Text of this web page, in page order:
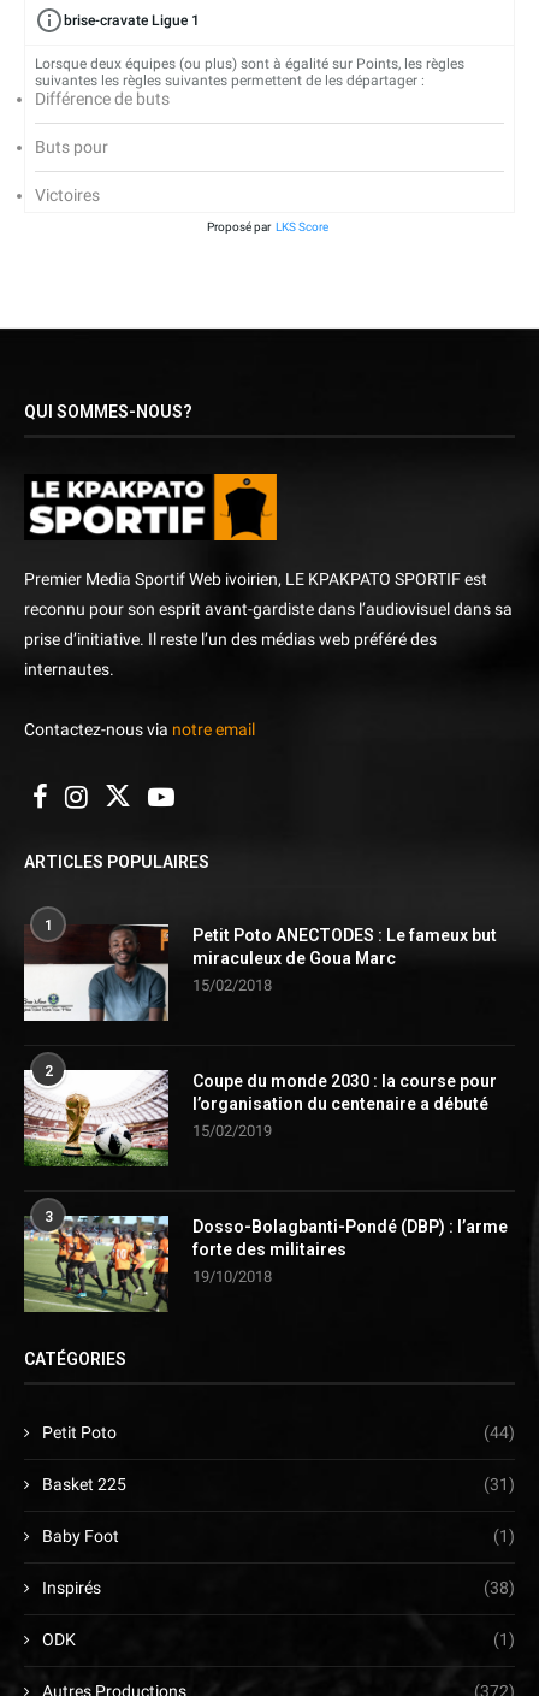
brise-cravate Ligue 1
Lorsque deux équipes (ou plus) sont à égalité sur Points, les règles
suivantes les règles suivantes permettent de les départager :
Différence de buts
Buts pour
Victoires
Proposé par LKS Score
QUI SOMMES-NOUS?
Premier Media Sportif Web ivoirien, LE KPAKPATO SPORTIF est
reconnu pour son esprit avant-gardiste dans l’audiovisuel dans sa
prise d’initiative. Il reste l’un des médias web préféré des
internautes.
Contactez-nous via notre email
ARTICLES POPULAIRES
1
Petit Poto ANECTODES : Le fameux but
miraculeux de Goua Marc
15/02/2018
2
Coupe du monde 2030 : la course pour
l’organisation du centenaire a débuté
15/02/2019
3
Dosso-Bolagbanti-Pondé (DBP) : l’arme
forte des militaires
19/10/2018
CATÉGORIES
Petit Poto (44)
Basket 225 (31)
Baby Foot (1)
Inspirés (38)
ODK (1)
Autres Productions (372)